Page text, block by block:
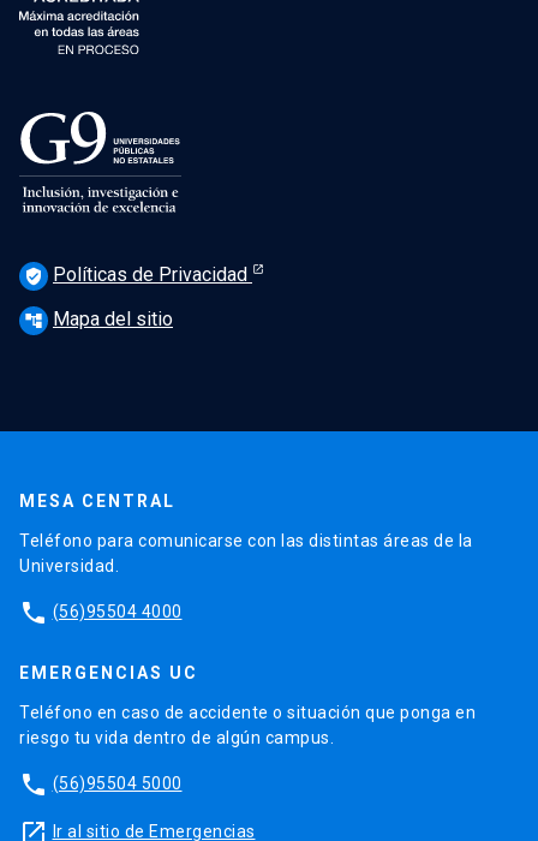
verified_user Políticas de Privacidad
account_tree Mapa del sitio
MESA CENTRAL
Teléfono para comunicarse con las distintas áreas de la
Universidad.
phone (56)95504 4000
EMERGENCIAS UC
Teléfono en caso de accidente o situación que ponga en
riesgo tu vida dentro de algún campus.
phone (56)95504 5000
launch Ir al sitio de Emergencias